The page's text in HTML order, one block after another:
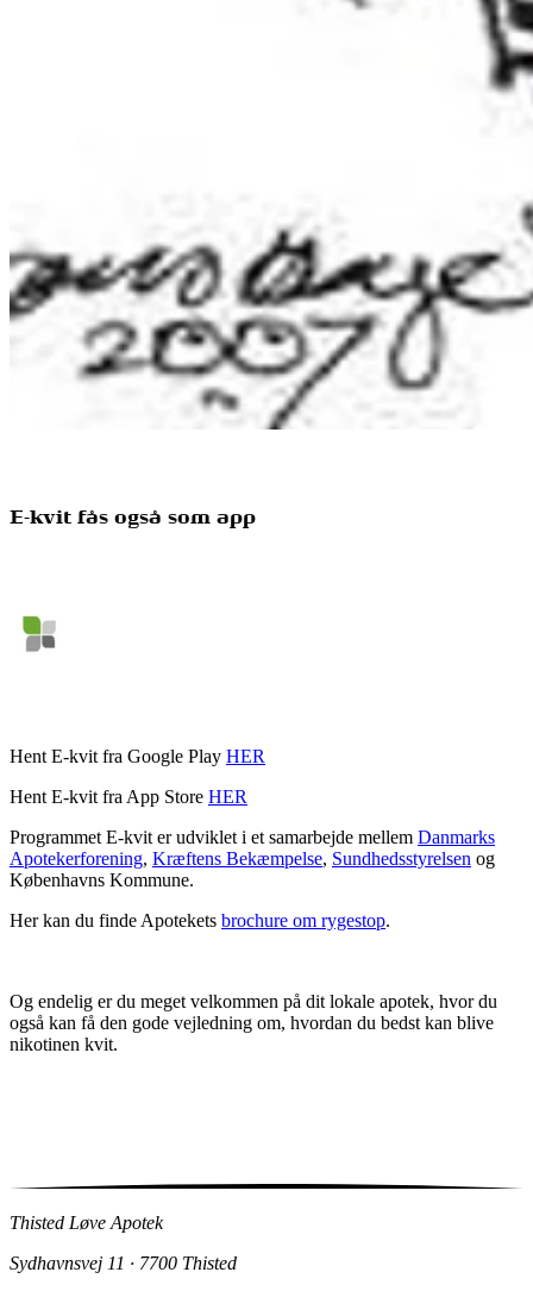
E-kvit fås også som app
Hent E-kvit fra Google Play HER
Hent E-kvit fra App Store HER
Programmet E-kvit er udviklet i et samarbejde mellem Danmarks
Apotekerforening, Kræftens Bekæmpelse, Sundhedsstyrelsen og
Københavns Kommune.
Her kan du finde Apotekets brochure om rygestop.
Og endelig er du meget velkommen på dit lokale apotek, hvor du
også kan få den gode vejledning om, hvordan du bedst kan blive
nikotinen kvit.
Thisted Løve Apotek
Sydhavnsvej 11 · 7700 Thisted